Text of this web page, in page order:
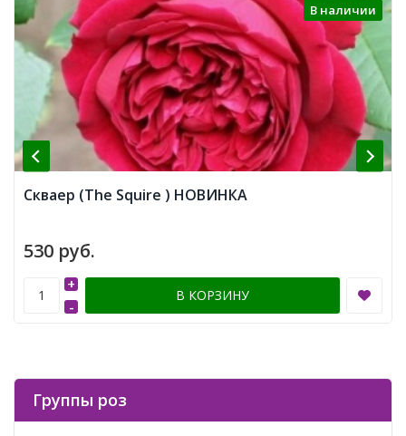
В наличии
Скваер (The Squire ) НОВИНКА
530 руб.
-
+
В КОРЗИНУ
Группы роз